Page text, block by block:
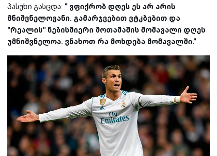
პასუხი გასცდა: '' ვფიქრობ დღეს ეს არ არის
მნიშვნელოვანი. გამარჯვებით ვტკბებით და
''რეალის'' ნებისმიერი მოთამაშის მომავალი დღეს
უმნიშვნელოა. ვნახოთ რა მოხდება მომავალში.''